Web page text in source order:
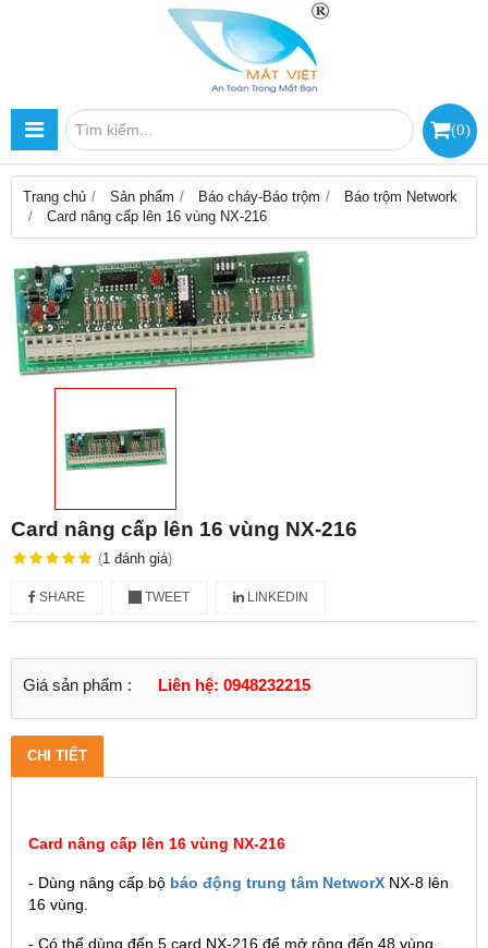
(0)
Trang chủ Sản phẩm Báo cháy-Báo trộm
Báo trộm Network
Card nâng cấp lên 16 vùng NX-216
Card nâng cấp lên 16 vùng NX-216
(1 đánh giá)
SHARE TWEET LINKEDIN
Giá sản phẩm : Liên hệ: 0948232215
CHI TIẾT
Card nâng cấp lên 16 vùng NX-216
- Dùng nâng cấp bộ báo động trung tâm NetworX NX-8 lên
16 vùng.
- Có thể dùng đến 5 card NX-216 để mở rộng đến 48 vùng.